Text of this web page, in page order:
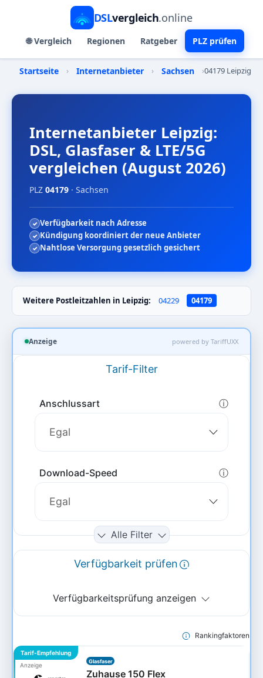
DSLvergleich.online
🌐 Vergleich Regionen Ratgeber PLZ prüfen
Startseite › Internetanbieter › Sachsen ›04179 Leipzig
Internetanbieter Leipzig:
DSL, Glasfaser & LTE/5G
vergleichen (August 2026)
PLZ 04179 · Sachsen
Verfügbarkeit nach Adresse
Kündigung koordiniert der neue Anbieter
Nahtlose Versorgung gesetzlich gesichert
Weitere Postleitzahlen in Leipzig: 04229 04179
Anzeige powered by TariffUXX